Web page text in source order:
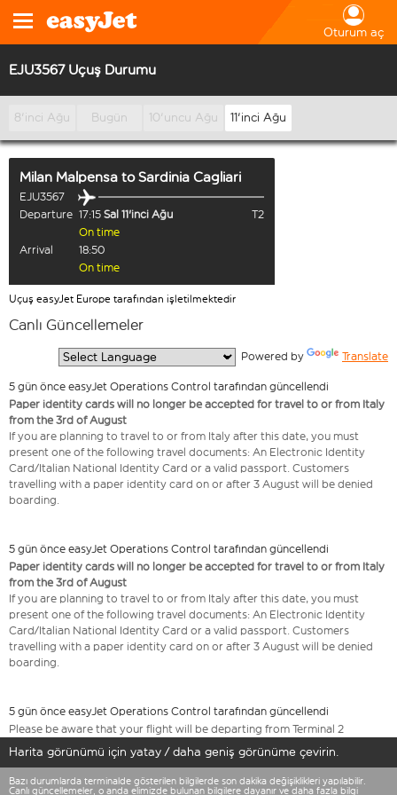
Oturum aç
EJU3567 Uçuş Durumu
8'inci Ağu Bugün 10'uncu Ağu 11'inci Ağu
Milan Malpensa toSardinia Cagliari
EJU3567
Departure 17:15 Sal 11'inci Ağu
T2
On time
Arrival
18:50
On time
Uçuş easyJet Europe tarafından işletilmektedir
Canlı Güncellemeler
Powered by Translate
5 gün önce easyJet Operations Control tarafından güncellendi
Paper identity cards will no longer be accepted for travel to or from Italy
from the 3rd of August
If you are planning to travel to or from Italy after this date, you must
present one of the following travel documents: An Electronic Identity
Card/Italian National Identity Card or a valid passport. Customers
travelling with a paper identity card on or after 3 August will be denied
boarding.
5 gün önce easyJet Operations Control tarafından güncellendi
Paper identity cards will no longer be accepted for travel to or from Italy
from the 3rd of August
If you are planning to travel to or from Italy after this date, you must
present one of the following travel documents: An Electronic Identity
Card/Italian National Identity Card or a valid passport. Customers
travelling with a paper identity card on or after 3 August will be denied
boarding.
5 gün önce easyJet Operations Control tarafından güncellendi
Please be aware that your flight will be departing from Terminal 2
Harita görünümü için yatay / daha geniş görünüme çevirin.
Bazı durumlarda terminalde gösterilen bilgilerde son dakika değişiklikleri yapılabilir.
Canlı güncellemeler, o anda elimizde bulunan bilgilere dayanır ve daha fazla bilgi